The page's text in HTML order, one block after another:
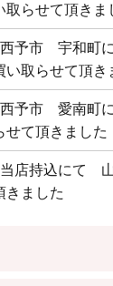
らせて頂きま
西予市 宇和
取らせて頂き
西予市 愛南町
て頂きました
当店持込にて
きました